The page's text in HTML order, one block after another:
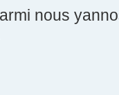
nous